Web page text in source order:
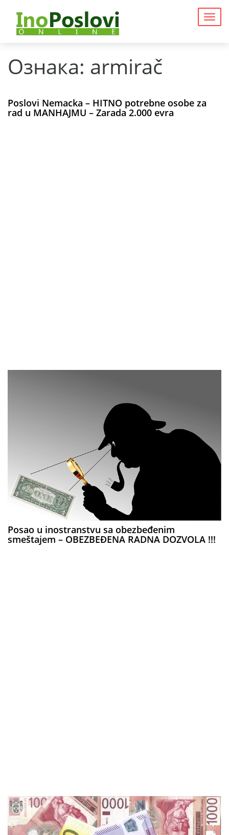
Ознака: armirač
Poslovi Nemacka – HITNO potrebne osobe za
rad u MANHAJMU – Zarada 2.000 evra
Posao u inostranstvu sa obezbeđenim
smeštajem – OBEZBEĐENA RADNA DOZVOLA !!!